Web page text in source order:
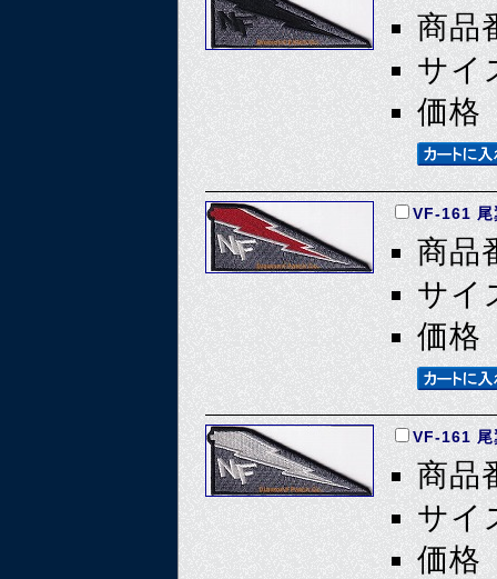
商品
サイ
価格
VF-161 尾
商品
サイ
価格
VF-161 尾
商品
サイ
価格